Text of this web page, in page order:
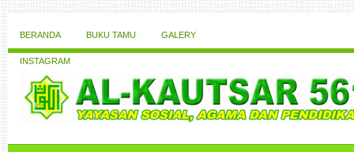
BERANDA BUKU TAMU GALERY
INSTAGRAM